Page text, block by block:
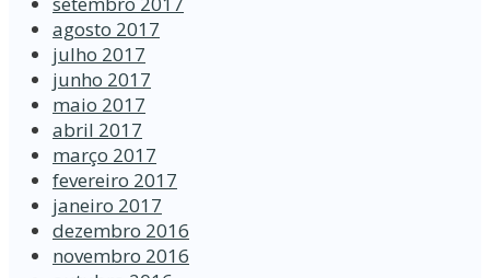
agosto 2017
julho 2017
junho 2017
maio 2017
abril 2017
março 2017
fevereiro 2017
janeiro 2017
dezembro 2016
novembro 2016